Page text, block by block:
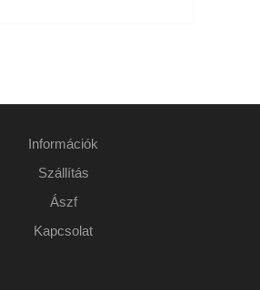
Szállítás
Ászf
Kapcsolat